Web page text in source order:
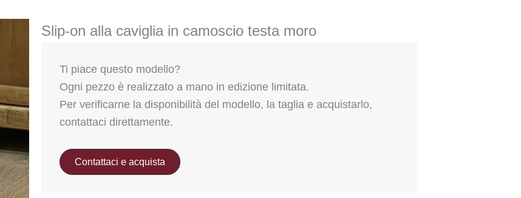
Slip-on alla caviglia in camoscio testa moro
Ti piace questo modello?
Ogni pezzo è realizzato a mano in edizione limitata.
Per verificarne la disponibilità del modello, la taglia e acquistarlo,
contattaci direttamente.
Contattaci e acquista